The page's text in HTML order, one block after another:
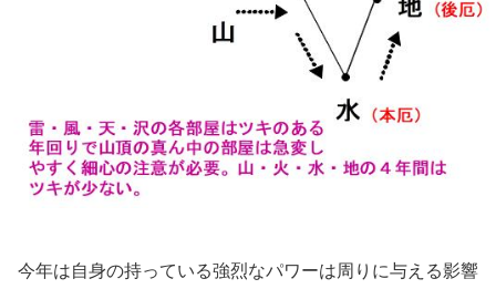
今年は自身の持っている強烈なパワーは周りに与える影響